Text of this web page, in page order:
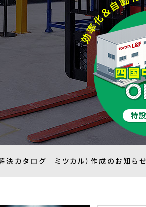
決カタログ ミツカル）作成のお知らせ